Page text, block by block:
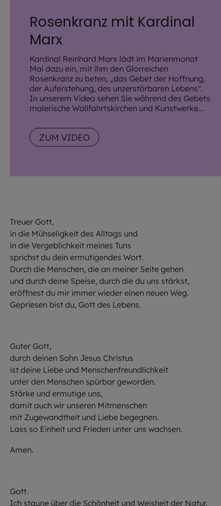
Rosenkranz mit Kardinal
Marx
Kardinal Reinhard Marx lädt im Marienmonat
Mai dazu ein, mit ihm den Glorreichen
Rosenkranz zu beten, „das Gebet der Hoffnung,
der Auferstehung, des unzerstörbaren Lebens".
In unserem Video sehen Sie während des Gebets
malerische Wallfahrtskirchen und Kunstwerke
ZUM VIDEO
Treuer Gott,
in die Mühseligkeit des Alltags und
in die Vergeblichkeit meines Tuns
sprichst du dein ermutigendes Wort.
Durch die Menschen, die an meiner Seite gehen
und durch deine Speise, durch die du uns stärkst,
eröffnest du mir immer wieder einen neuen Weg.
Gepriesen bist du, Gott des Lebens.
Guter Gott,
durch deinen Sohn Jesus Christus
ist deine Liebe und Menschenfreundlichkeit
unter den Menschen spürbar geworden.
Stärke und ermutige uns,
damit auch wir unseren Mitmenschen
mit Zugewandtheit und Liebe begegnen.
Lass so Einheit und Frieden unter uns wachsen.
Amen.
Gott.
Ich staune über die Schönheit und Weisheit der Natur.